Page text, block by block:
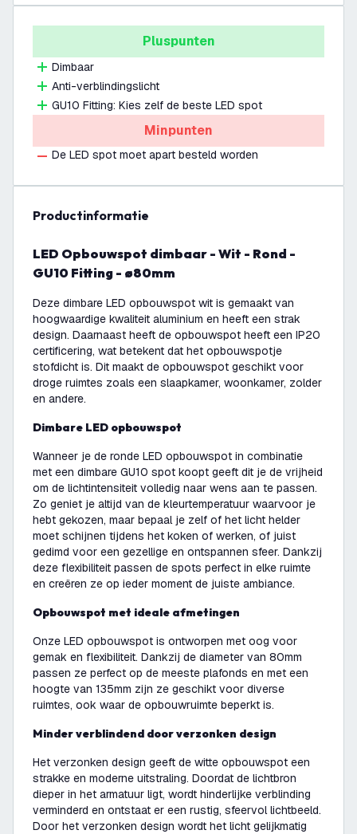
Pluspunten
Dimbaar
Anti-verblindingslicht
GU10 Fitting: Kies zelf de beste LED spot
Minpunten
De LED spot moet apart besteld worden
productinformatie
LED Opbouwspot dimbaar - Wit - Rond -
GU10 Fitting - ø80mm
Deze dimbare LED opbouwspot wit is gemaakt van
hoogwaardige kwaliteit aluminium en heeft een strak
design. Daarnaast heeft de opbouwspot heeft een IP20
certificering, wat betekent dat het opbouwspotje
stofdicht is. Dit maakt de opbouwspot geschikt voor
droge ruimtes zoals een slaapkamer, woonkamer, zolder
en andere.
Dimbare LED opbouwspot
Wanneer je de ronde LED opbouwspot in combinatie
met een dimbare GU10 spot koopt geeft dit je de vrijheid
om de lichtintensiteit volledig naar wens aan te passen.
Zo geniet je altijd van de kleurtemperatuur waarvoor je
hebt gekozen, maar bepaal je zelf of het licht helder
moet schijnen tijdens het koken of werken, of juist
gedimd voor een gezellige en ontspannen sfeer. Dankzij
deze flexibiliteit passen de spots perfect in elke ruimte
en creëren ze op ieder moment de juiste ambiance.
Opbouwspot met ideale afmetingen
Onze LED opbouwspot is ontworpen met oog voor
gemak en flexibiliteit. Dankzij de diameter van 80mm
passen ze perfect op de meeste plafonds en met een
hoogte van 135mm zijn ze geschikt voor diverse
ruimtes, ook waar de opbouwruimte beperkt is.
Minder verblindend door verzonken design
Het verzonken design geeft de witte opbouwspot een
strakke en moderne uitstraling. Doordat de lichtbron
dieper in het armatuur ligt, wordt hinderlijke verblinding
verminderd en ontstaat er een rustig, sfeervol lichtbeeld.
Door het verzonken design wordt het licht gelijkmatig